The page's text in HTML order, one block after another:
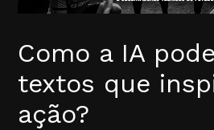
Como a IA
textos que
ação?